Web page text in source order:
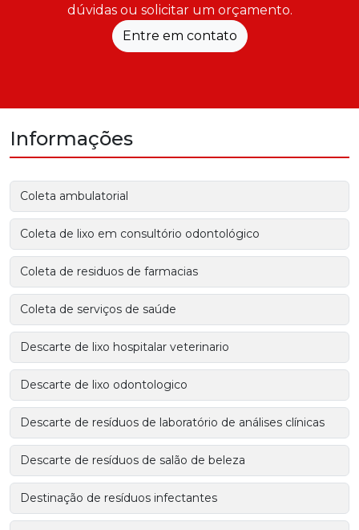
dúvidas ou solicitar um orçamento.
Entre em contato
Informações
Coleta ambulatorial
Coleta de lixo em consultório odontológico
Coleta de residuos de farmacias
Coleta de serviços de saúde
Descarte de lixo hospitalar veterinario
Descarte de lixo odontologico
Descarte de resíduos de laboratório de análises clínicas
Descarte de resíduos de salão de beleza
Destinação de resíduos infectantes